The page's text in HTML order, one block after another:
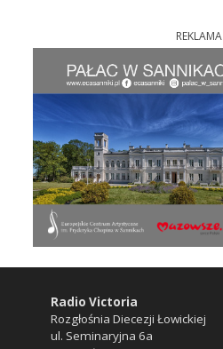
REKLAMA
Radio Victoria
Rozgłośnia Diecezji Łowickiej
ul. Seminaryjna 6a